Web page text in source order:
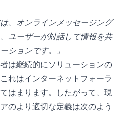
、オンラインメッセージング
ユーザーが対話して情報を共
ションです。」
は継続的にソリューションの
れはインターネットフォーラ
はまります。したがって、現
のより適切な定義は次のよう